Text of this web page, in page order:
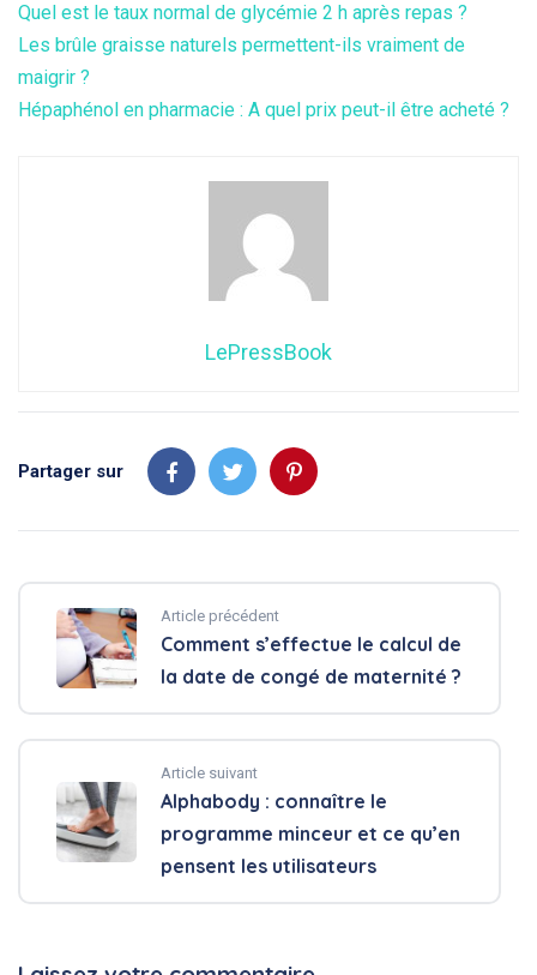
Quel est le taux normal de glycémie 2 h après repas ?
Les brûle graisse naturels permettent-ils vraiment de
maigrir ?
Hépaphénol en pharmacie : A quel prix peut-il être acheté ?
LePressBook
Partager sur
Article précédent
Comment s’effectue le calcul de
la date de congé de maternité ?
Article suivant
Alphabody : connaître le
programme minceur et ce qu’en
pensent les utilisateurs